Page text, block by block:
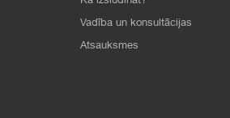
Vadība un konsultācijas
Atsauksmes